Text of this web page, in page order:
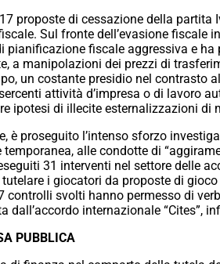
proposte di cessazione della
Sul fronte dell’evasione fiscale
pianificazione fiscale aggressiva e
a manipolazioni dei prezzi di
un costante presidio nel contrasto
attività d’impresa o di lavoro
ipotesi di illecite esternalizzazioni
è proseguito l’intenso sforzo
alle condotte di
31 interventi nel settore delle
i giocatori da proposte di
controlli svolti hanno permesso di
dall’accordo internazionale “Cites”,
PUBBLICA